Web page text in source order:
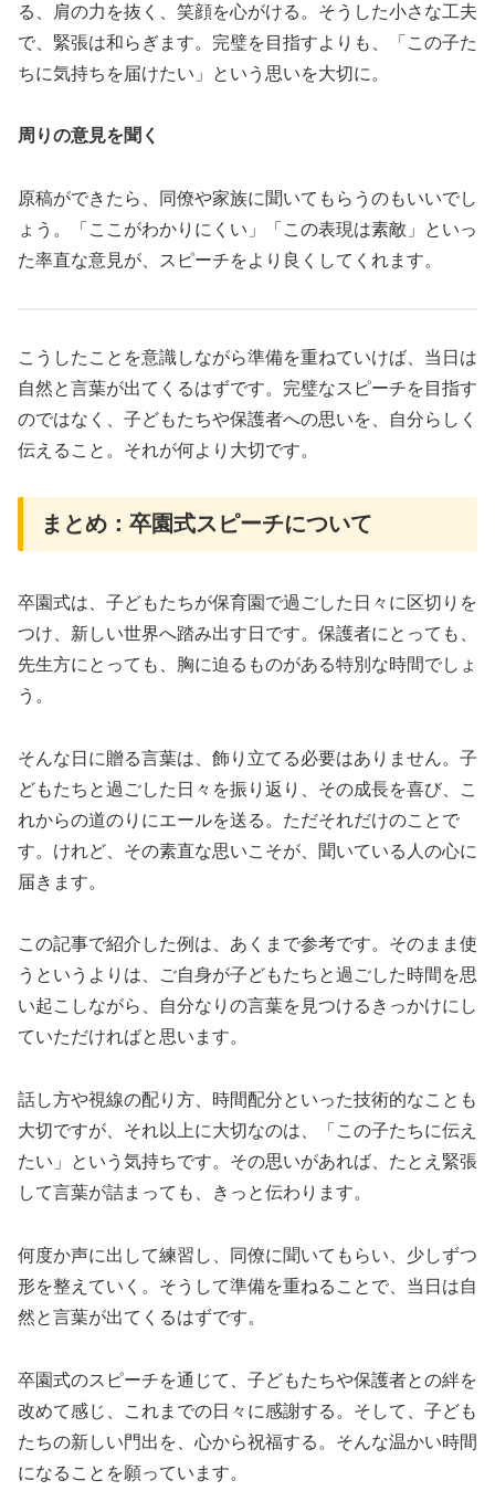
る、肩の力を抜く、笑顔を心がける。そうした小さな工夫
で、緊張は和らぎます。完璧を目指すよりも、「この子た
ちに気持ちを届けたい」という思いを大切に。
周りの意見を聞く
原稿ができたら、同僚や家族に聞いてもらうのもいいでし
ょう。「ここがわかりにくい」「この表現は素敵」といっ
た率直な意見が、スピーチをより良くしてくれます。
こうしたことを意識しながら準備を重ねていけば、当日は
自然と言葉が出てくるはずです。完璧なスピーチを目指す
のではなく、子どもたちや保護者への思いを、自分らしく
伝えること。それが何より大切です。
まとめ：卒園式スピーチについて
卒園式は、子どもたちが保育園で過ごした日々に区切りを
つけ、新しい世界へ踏み出す日です。保護者にとっても、
先生方にとっても、胸に迫るものがある特別な時間でしょ
う。
そんな日に贈る言葉は、飾り立てる必要はありません。子
どもたちと過ごした日々を振り返り、その成長を喜び、こ
れからの道のりにエールを送る。ただそれだけのことで
す。けれど、その素直な思いこそが、聞いている人の心に
届きます。
この記事で紹介した例は、あくまで参考です。そのまま使
うというよりは、ご自身が子どもたちと過ごした時間を思
い起こしながら、自分なりの言葉を見つけるきっかけにし
ていただければと思います。
話し方や視線の配り方、時間配分といった技術的なことも
大切ですが、それ以上に大切なのは、「この子たちに伝え
たい」という気持ちです。その思いがあれば、たとえ緊張
して言葉が詰まっても、きっと伝わります。
何度か声に出して練習し、同僚に聞いてもらい、少しずつ
形を整えていく。そうして準備を重ねることで、当日は自
然と言葉が出てくるはずです。
卒園式のスピーチを通じて、子どもたちや保護者との絆を
改めて感じ、これまでの日々に感謝する。そして、子ども
たちの新しい門出を、心から祝福する。そんな温かい時間
になることを願っています。